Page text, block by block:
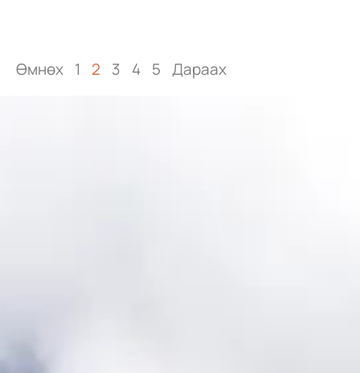
Өмнөх 1 2 3 4 5 Дараах